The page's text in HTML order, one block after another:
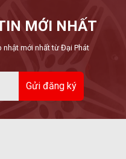
MỚI NHẤT
mới nhất từ Đại Phát